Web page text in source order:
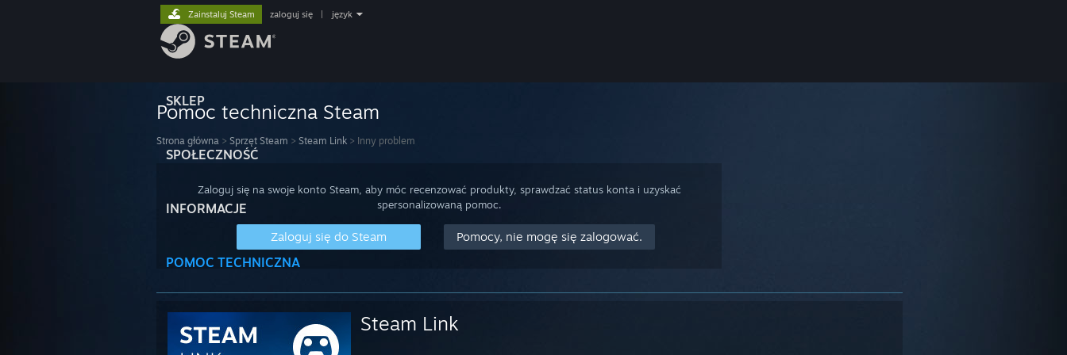
SKLEP
SPOŁECZNOŚĆ
INFORMACJE
POMOC TECHNICZNA
Zainstaluj Steam zaloguj się język
Pomoc techniczna Steam
Strona główna > Sprzęt Steam > Steam Link > Inny problem
Zaloguj się na swoje konto Steam, aby móc recenzować produkty, sprawdzać status konta i uzyskać
spersonalizowaną pomoc.
Zaloguj się do Steam Pomocy, nie mogę się zalogować.
Steam Link